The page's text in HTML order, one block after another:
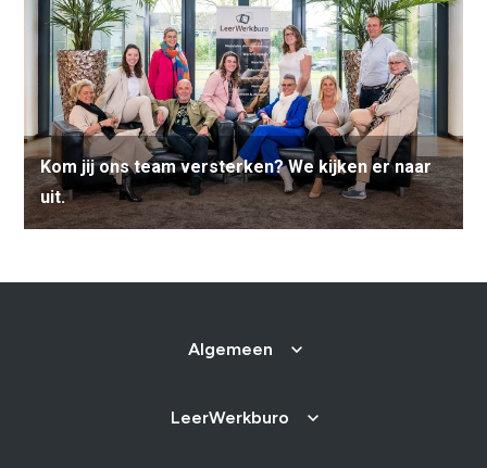
Brochure
Vacatures
Contact
Team
Locaties
Vacatures
Nieuws
Contact
Klanten aan het
woord
Klanten aan het woord
Werkgever aan het woord
Kom jij ons team versterken? We kijken er naar
uit.
Algemeen
LeerWerkburo